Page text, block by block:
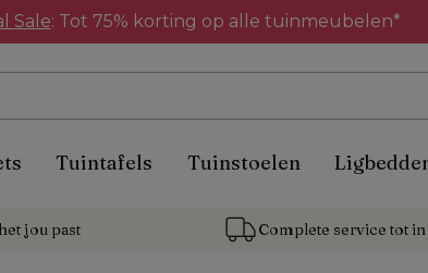
Sale: Tot 75% korting op alle tuinmeubelen*
Tuintafels Tuinstoelen
jou past Complete service tot